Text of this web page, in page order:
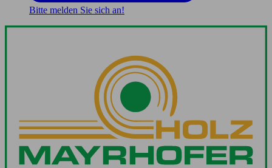
Bitte melden Sie sich an!